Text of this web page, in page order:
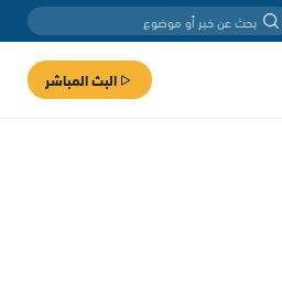
البث المباشر